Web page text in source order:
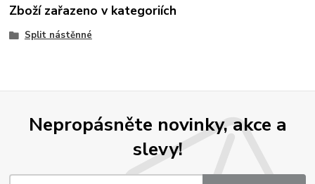
Zboží zařazeno v kategoriích
Split nástěnné
Nepropásněte novinky, akce a
slevy!